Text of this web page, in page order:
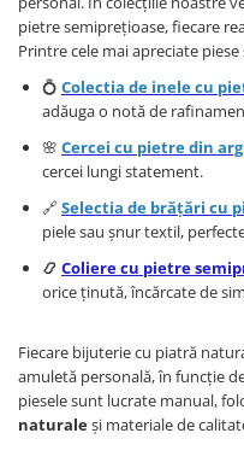
pietre semiprețioase, fiecare
Printre cele mai apreciate
💍 Colectia de inele cu
adăuga o notă de
🌸 Cercei cu pietre din
cercei lungi statement.
🔗Selectia de brățări cu
piele sau șnur textil,
📿 Coliere cu pietre
orice ținută, încărcate de
Fiecare bijuterie cu piatră
amuletă personală, în funcție
piesele sunt lucrate manual,
naturaleși materiale de